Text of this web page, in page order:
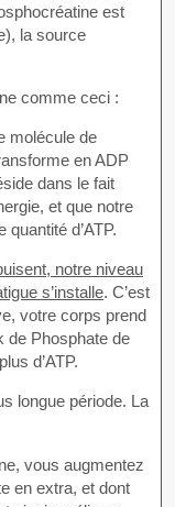
est
la source
comme ceci :
molécule de
en ADP
dans le fait
et que notre
d’ATP.
notre niveau
s’installe. C’est
votre corps prend
de Phosphate de
d’ATP.
longue période. La
vous augmentez
en extra, et dont